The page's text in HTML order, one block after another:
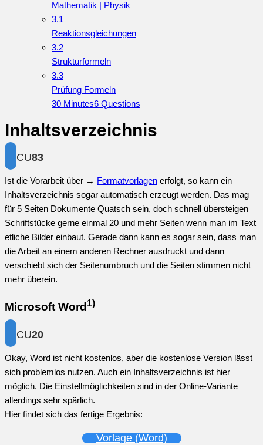
Mathematik | Physik
3.1
Reaktionsgleichungen
3.2
Strukturformeln
3.3
Prüfung Formeln
30 Minutes6 Questions
Inhaltsverzeichnis
CU83
Ist die Vorarbeit über → Formatvorlagen erfolgt, so kann ein
Inhaltsverzeichnis sogar automatisch erzeugt werden. Das mag
für 5 Seiten Dokumente Quatsch sein, doch schnell übersteigen
Schriftstücke gerne einmal 20 und mehr Seiten wenn man im Text
etliche Bilder einbaut. Gerade dann kann es sogar sein, dass man
die Arbeit an einem anderen Rechner ausdruckt und dann
verschiebt sich der Seitenumbruch und die Seiten stimmen nicht
mehr überein.
Microsoft Word 1)
CU20
Okay, Word ist nicht kostenlos, aber die kostenlose Version lässt
sich problemlos nutzen. Auch ein Inhaltsverzeichnis ist hier
möglich. Die Einstellmöglichkeiten sind in der Online-Variante
allerdings sehr spärlich.
Hier findet sich das fertige Ergebnis:
Vorlage (Word)